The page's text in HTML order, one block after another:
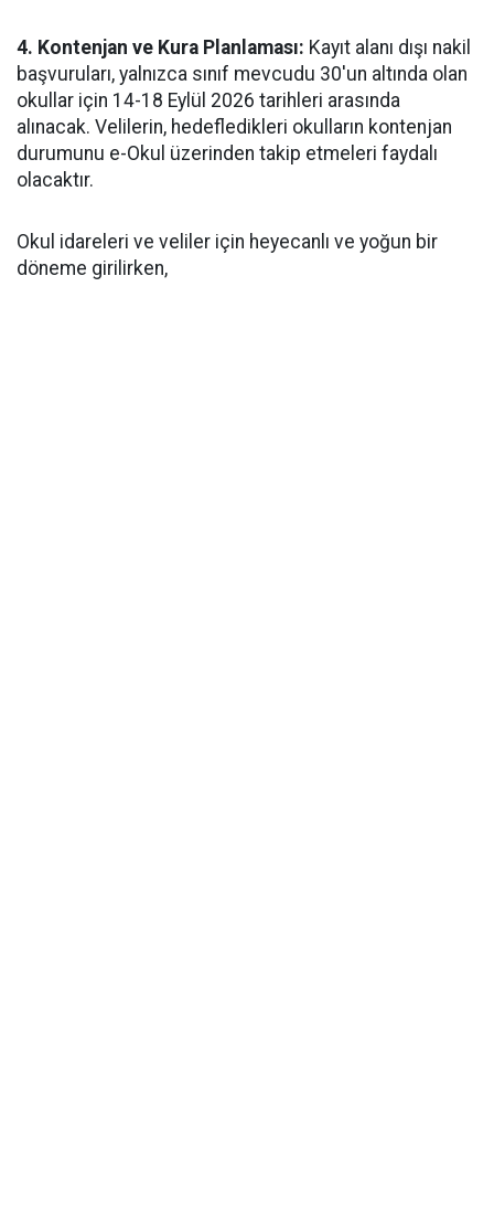
4. Kontenjan ve Kura Planlaması: Kayıt alanı dışı nakil
başvuruları, yalnızca sınıf mevcudu 30'un altında olan
okullar için 14-18 Eylül 2026 tarihleri arasında
alınacak. Velilerin, hedefledikleri okulların kontenjan
durumunu e-Okul üzerinden takip etmeleri faydalı
olacaktır.
Okul idareleri ve veliler için heyecanlı ve yoğun bir
döneme girilirken,